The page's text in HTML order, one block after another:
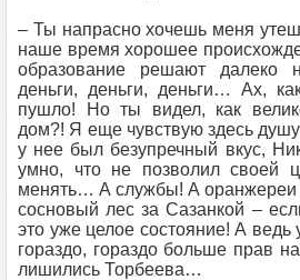
– Ты напрасно хочешь меня
наше время хорошее
образование решают
деньги, деньги, деньги… Ах,
пушло! Но ты видел, как
дом?! Я еще чувствую здесь
у нее был безупречный вкус,
умно, что не позволил своей
менять… А службы! А оранжереи
сосновый лес за Сазанкой –
это уже целое состояние! А
гораздо, гораздо больше прав
лишились Торбеева…